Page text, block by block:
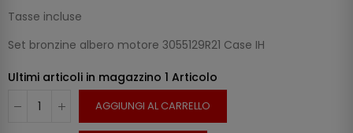
Tasse incluse
Set bronzine albero motore 3055129R21 Case IH
Ultimi articoli in magazzino 1 Articolo
AGGIUNGI AL CARRELLO